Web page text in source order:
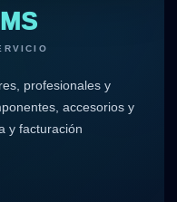
profesionales y
accesorios y
y facturación